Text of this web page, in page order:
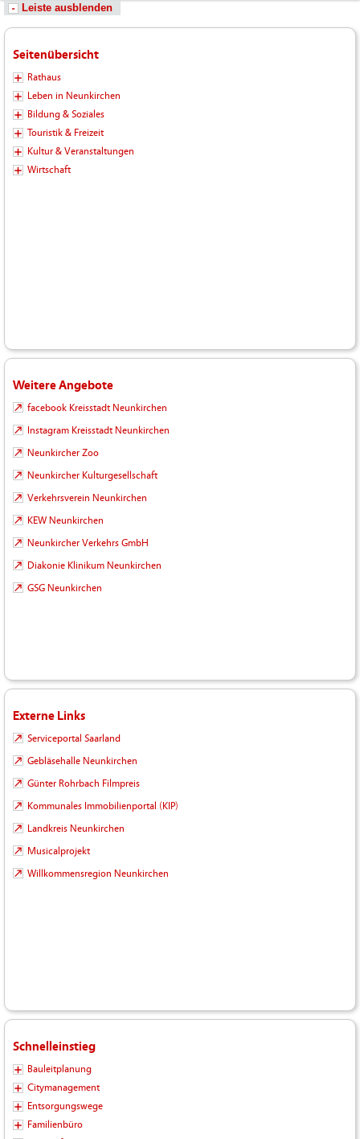
Leiste ausblenden
Seitenübersicht
Rathaus
Leben in Neunkirchen
Bildung & Soziales
Touristik & Freizeit
Kultur & Veranstaltungen
Wirtschaft
Weitere Angebote
facebook Kreisstadt Neunkirchen
Instagram Kreisstadt Neunkirchen
Neunkircher Zoo
Neunkircher Kulturgesellschaft
Verkehrsverein Neunkirchen
KEW Neunkirchen
Neunkircher Verkehrs GmbH
Diakonie Klinikum Neunkirchen
GSG Neunkirchen
Externe Links
Serviceportal Saarland
Gebläsehalle Neunkirchen
Günter Rohrbach Filmpreis
Kommunales Immobilienportal (KIP)
Landkreis Neunkirchen
Musicalprojekt
Willkommensregion Neunkirchen
Schnelleinstieg
Bauleitplanung
Citymanagement
Entsorgungswege
Familienbüro